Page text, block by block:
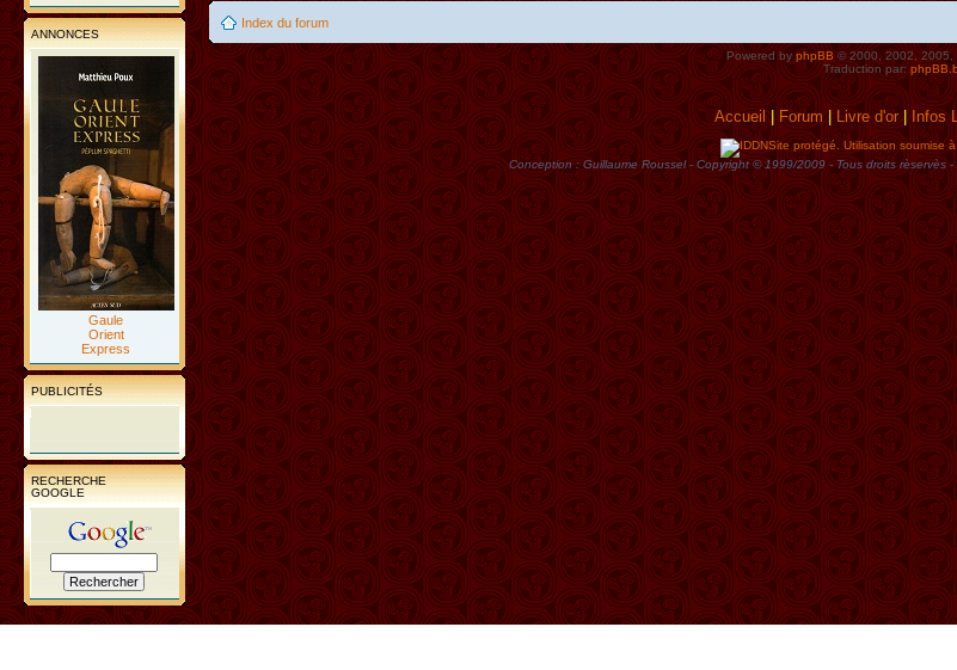
ANNONCES
Gaule
Orient
Express
PUBLICITÉS
RECHERCHE
GOOGLE
Index du forum
Powered byphpBB© 2000, 2002, 2005,
Traduction par:
Accueil| Forum|Livre d'or|Infos
Site protégé. Utilisation soumise
Conception : Guillaume Roussel - Copyright © 1999/2009 - Tous droits rèservès